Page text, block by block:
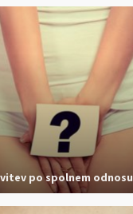
po spolnem odnosu